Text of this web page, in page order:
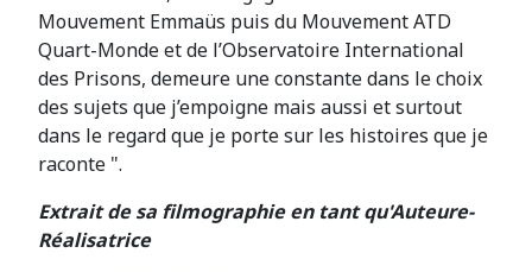
Mouvement Emmaüs puis du Mouvement ATD
Quart-Monde et de l’Observatoire International
des Prisons, demeure une constante dans le choix
des sujets que j’empoigne mais aussi et surtout
dans le regard que je porte sur les histoires que je
raconte ".
Extrait de sa filmographie en tant qu'Auteure-
Réalisatrice